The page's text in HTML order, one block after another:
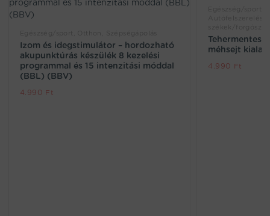
Izom és idegstimulátor – hordozható
akupunktúrás készülék 8 kezelési
programmal és 15 intenzitási móddal
(BBL) (BBV)
4.990 Ft
méhsejt
4.990 Ft